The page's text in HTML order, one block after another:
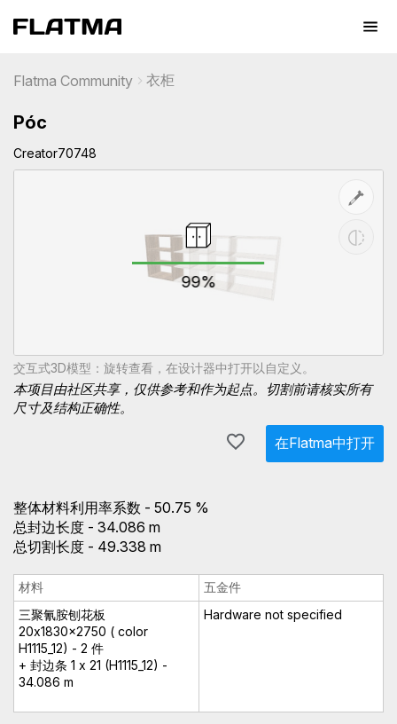
Flatma Community 衣柜
Póc
Creator70748
99%
交互式3D模型：旋转查看，在设计器中打开以自定义。
本项目由社区共享，仅供参考和作为起点。切割前请核实所有
尺寸及结构正确性。
在Flatma中打开
整体材料利用率系数 - 50.75 %
总封边长度 - 34.086 m
总切割长度 - 49.338 m
材料
五金件
三聚氰胺刨花板
20x1830x2750 ( color
H1115_12) - 2 件
+ 封边条 1 x 21 (H1115_12) -
34.086 m
Hardware not specified